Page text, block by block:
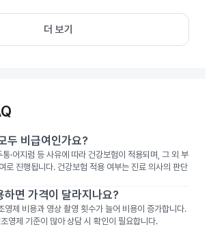
더 보기
두 비급여인가요?
·어지럼 등 사유에 따라 건강보험이 적용되며, 그 외 부
로 진행됩니다. 건강보험 적용 여부는 진료 의사의 판단
하면 가격이 달라지나요?
영제 비용과 영상 촬영 횟수가 늘어 비용이 증가합니다.
영제 기준이 많아 상담 시 확인이 필요합니다.